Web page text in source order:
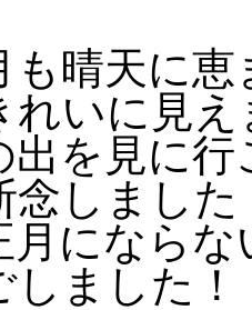
も晴天に恵
れいに見
出を見に
念しました
月になら
しました！